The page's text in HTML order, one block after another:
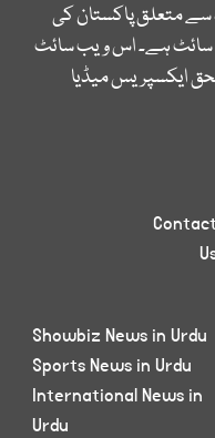
سے متعلق پاکستان کی
سائٹ ہے۔ اس ویب سائٹ
ایکسپریس میڈیا
Contact
Showbiz News in Urdu
Sports News in Urdu
International News in
Urdu